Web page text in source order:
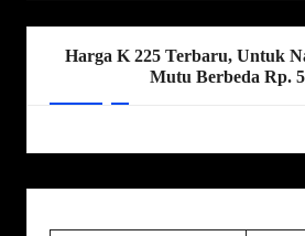
Harga K 225 Terbaru, Untuk
Mutu Berbeda Rp.